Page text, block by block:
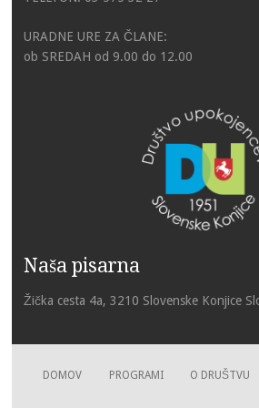
URADNE URE ZA ČLANE:
ob SREDAH od 9.00 do 12.00
Naša pisarna
Žička cesta 4a, 3210 Slovenske Konjice
DOMOV PROGRAMI O DRUŠTVU